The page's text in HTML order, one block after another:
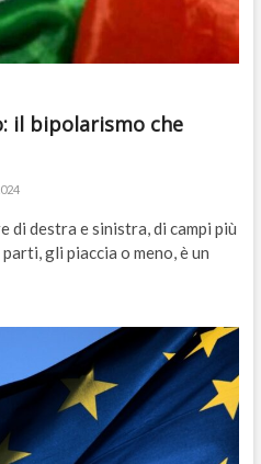
il bipolarismo che
di destra e sinistra, di campi più
gli piaccia o meno, è un